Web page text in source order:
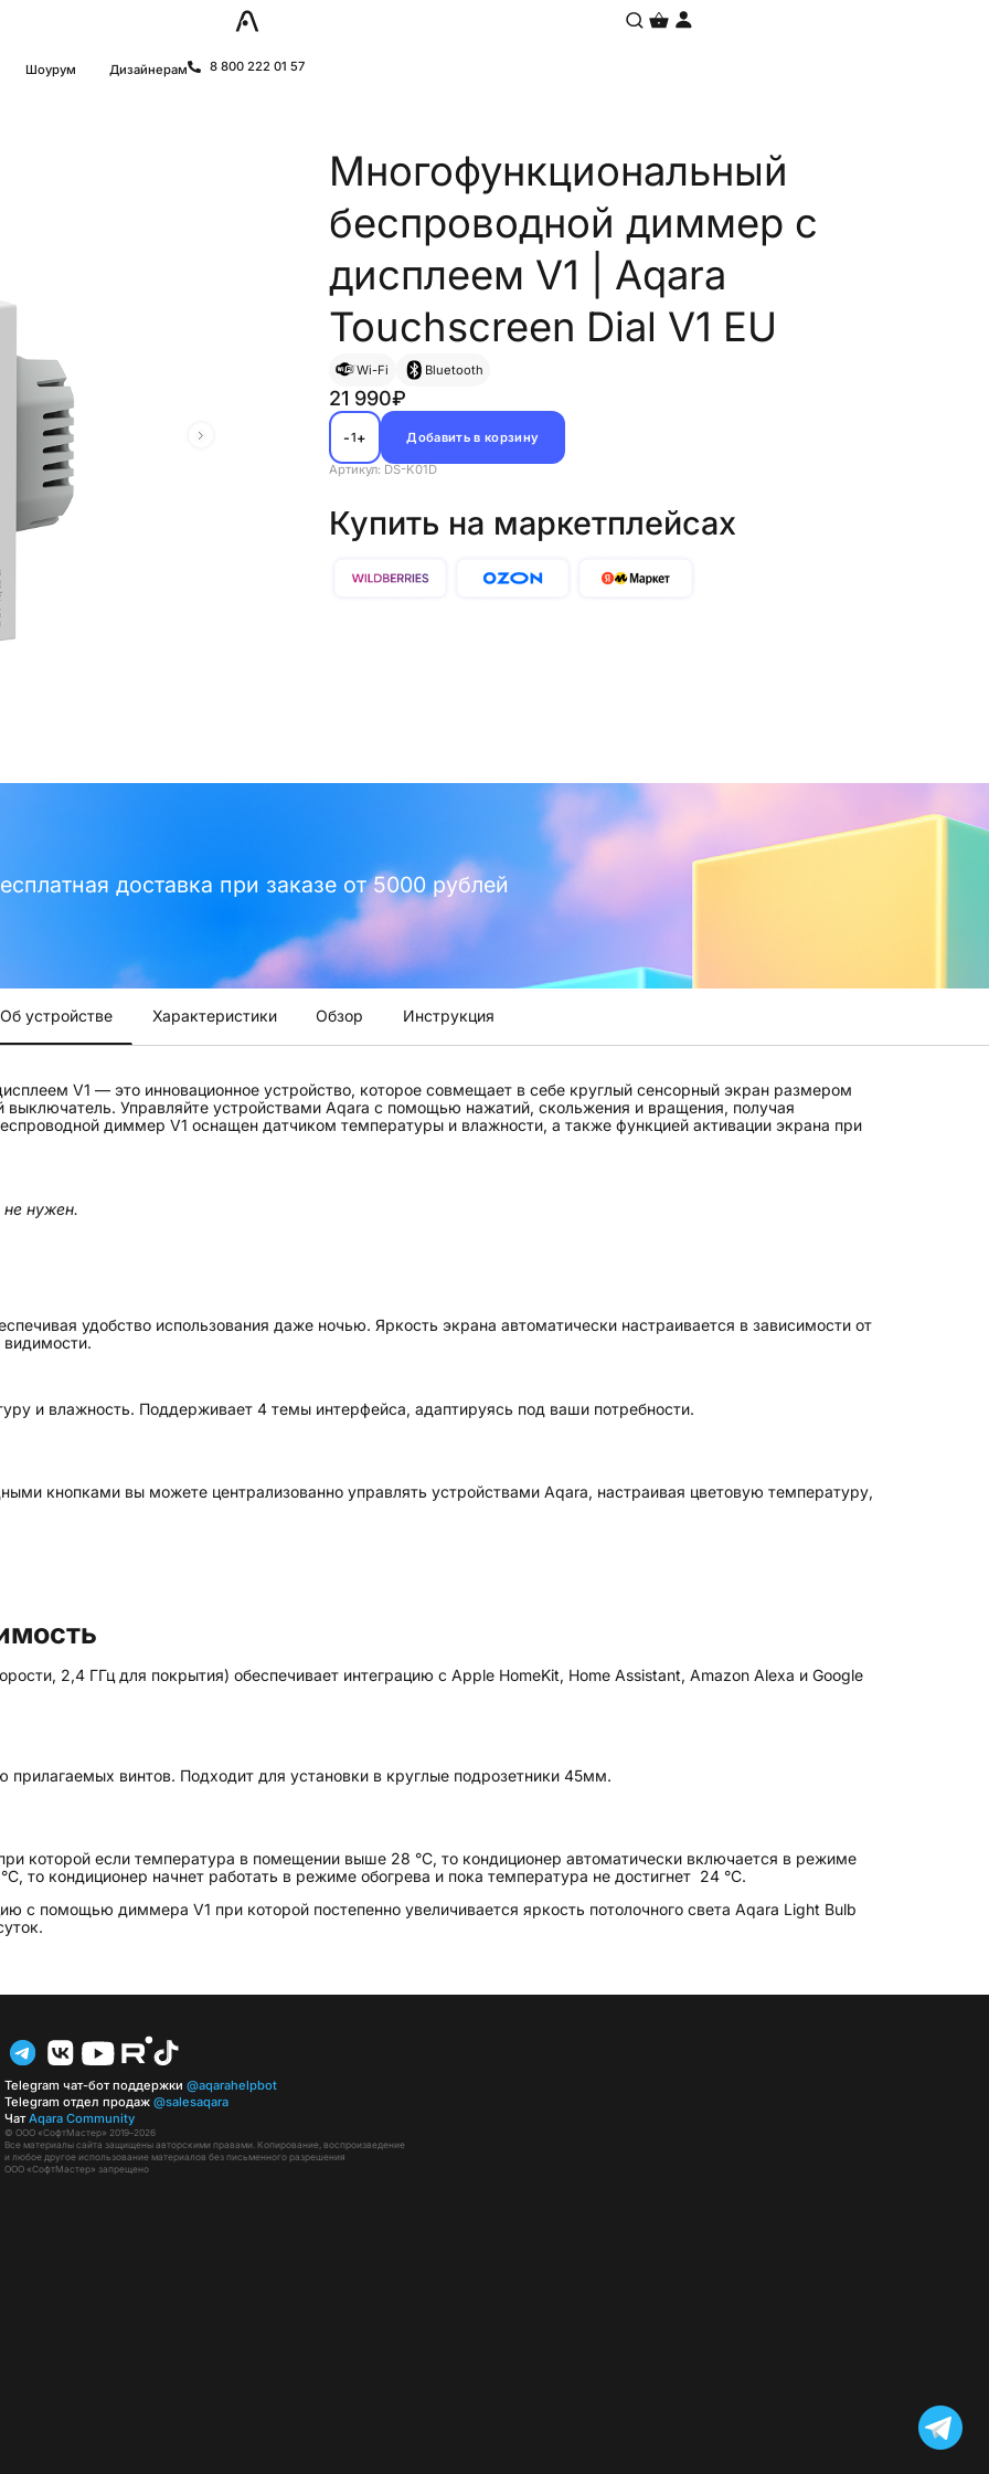
Шоурум Дизайнерам 8 800 222 01 57
Многофункциональный
беспроводной диммер с
дисплеем V1 | Aqara
Touchscreen Dial V1 EU
Wi-Fi Bluetooth
21 990₽
-1+ Добавить в корзину
Артикул: DS-K01D
Купить на маркетплейсах
доставка при заказе от 5000 рублей
Об устройстве Характеристики Обзор Инструкция
V1 — это инновационное устройство, которое совмещает в себе круглый сенсорный экран размером
Управляйте устройствами Aqara с помощью нажатий, скольжения и вращения, получая
диммер V1 оснащен датчиком температуры и влажности, а также функцией активации экрана при
нужен.
удобство использования даже ночью. Яркость экрана автоматически настраивается в зависимости от
и влажность. Поддерживает 4 темы интерфейса, адаптируясь под ваши потребности.
кнопками вы можете централизованно управлять устройствами Aqara, настраивая цветовую температуру,
2,4 ГГц для покрытия) обеспечивает интеграцию с Apple HomeKit, Home Assistant, Amazon Alexa и Google
винтов. Подходит для установки в круглые подрозетники 45мм.
которой если температура в помещении выше 28 °C, то кондиционер автоматически включается в режиме
то кондиционер начнет работать в режиме обогрева и пока температура не достигнет 24 °C.
с помощью диммера V1 при которой постепенно увеличивается яркость потолочного света Aqara Light Bulb
Telegram чат-бот поддержки @aqarahelpbot
Telegram отдел продаж@salesaqara
ЧатAqara Community
© ООО «СофтМастер» 2019–2026
Все материалы сайта защищены авторскими правами. Копирование, воспроизведение
и любое другое использование материалов без письменного разрешения
ООО «СофтМастер» запрещено